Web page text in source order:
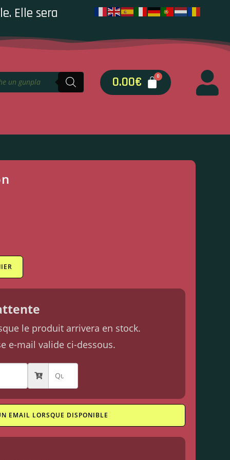
Elle sera
0.00€
le produit arrivera en stock.
e-mail valide ci-dessous.
EMAIL LORSQUE DISPONIBLE